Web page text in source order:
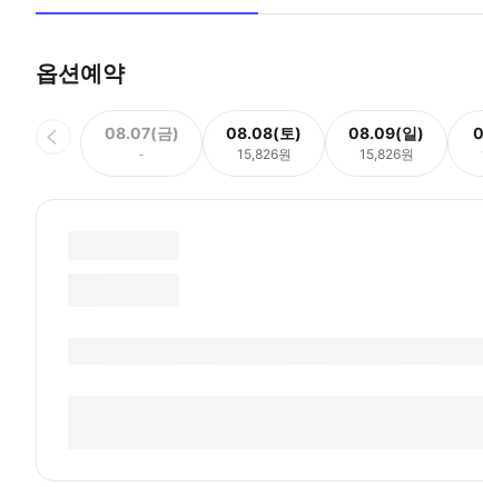
옵션예약
08.07(금)
-
08.08(토)
15,826원
08.09(일)
15,826원